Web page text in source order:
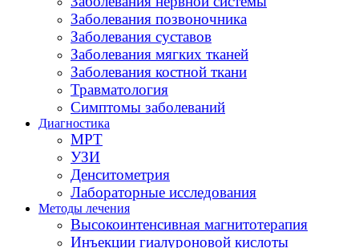
Заболевания позвоночника
Заболевания суставов
Заболевания мягких тканей
Заболевания костной ткани
Травматология
Симптомы заболеваний
Диагностика
МРТ
УЗИ
Денситометрия
Лабораторные исследования
Методы лечения
Высокоинтенсивная магнитотерапия
Инъекции гиалуроновой кислоты